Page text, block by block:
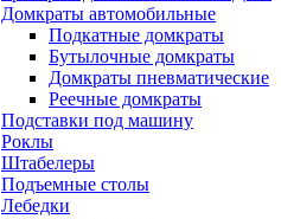
Домкраты автомобильные
Подкатные домкраты
Бутылочные домкраты
Домкраты пневматические
Реечные домкраты
Подставки под машину
Роклы
Штабелеры
Подъемные столы
Лебедки